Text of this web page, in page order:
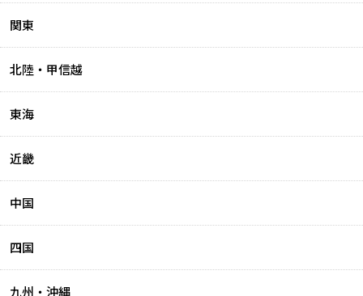
関東
北陸・甲信越
東海
近畿
中国
四国
九州・沖縄